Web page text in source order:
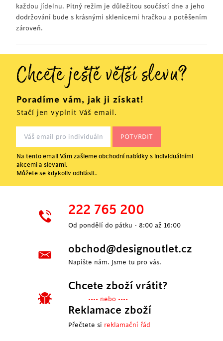
každou jídelnu. Pitný režim je důležitou součástí dne a jeho
dodržování bude s krásnými sklenicemi hračkou a potěšením
zároveň.
Chcete ještě větší slevu?
Poradíme vám, jak ji získat!
Stačí jen vyplnit Váš email.
Na tento email Vám zašleme obchodní nabídky s individuálními
akcemi a slevami.
Můžete se kdykoliv odhlásit.
222 765 200
Od pondělí do pátku - 8:00 až 16:00
obchod@designoutlet.cz
Napište nám. Jsme tu pro vás.
Chcete zboží vrátit?
---- nebo ----
Reklamace zboží
Přečtete si reklamační řád